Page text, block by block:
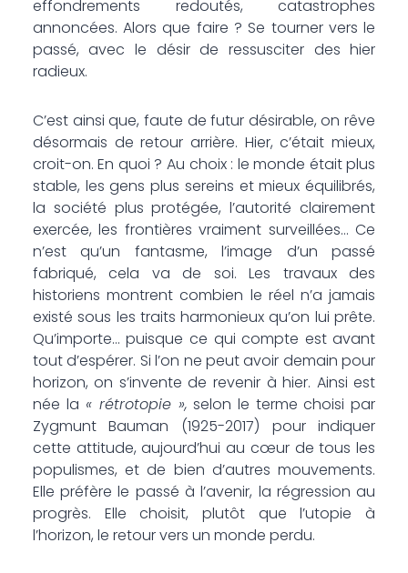
effondrements redoutés, catastrophes
annoncées. Alors que faire ? Se tourner vers le
passé, avec le désir de ressusciter des hier
radieux.
C’est ainsi que, faute de futur désirable, on rêve
désormais de retour arrière. Hier, c’était mieux,
croit-on. En quoi ? Au choix : le monde était plus
stable, les gens plus sereins et mieux équilibrés,
la société plus protégée, l’autorité clairement
exercée, les frontières vraiment surveillées… Ce
n’est qu’un fantasme, l’image d’un passé
fabriqué, cela va de soi. Les travaux des
historiens montrent combien le réel n’a jamais
existé sous les traits harmonieux qu’on lui prête.
Qu’importe… puisque ce qui compte est avant
tout d’espérer. Si l’on ne peut avoir demain pour
horizon, on s’invente de revenir à hier. Ainsi est
née la « rétrotopie », selon le terme choisi par
Zygmunt Bauman (1925-2017) pour indiquer
cette attitude, aujourd’hui au cœur de tous les
populismes, et de bien d’autres mouvements.
Elle préfère le passé à l’avenir, la régression au
progrès. Elle choisit, plutôt que l’utopie à
l’horizon, le retour vers un monde perdu.